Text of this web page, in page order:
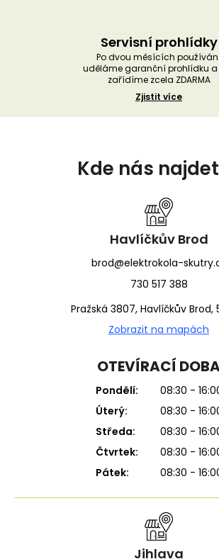
Servisní prohlídky
Po dvou měsících
uděláme garanční prohlídku a
zařídíme zcela ZDARMA
Zjistit více
Kde nás
Havlíčkův Brod
brod@elektrokola-
730 517 388
Pražská 3807, Havlíčkův Brod,
Zobrazit na mapách
OTEVÍRACÍ
Pondělí:
08:30 -
Úterý:
08:30 -
Středa:
08:30 -
Čtvrtek:
08:30 -
Pátek:
08:30 -
Jihlava